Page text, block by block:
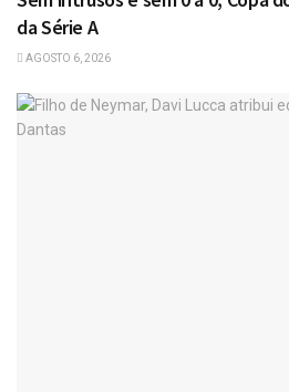
da Série A
AGOSTO 6, 2026